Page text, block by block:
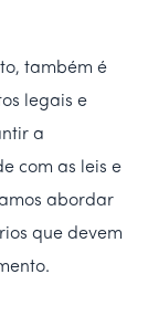
também é
legais e
a
com as leis e
abordar
que devem